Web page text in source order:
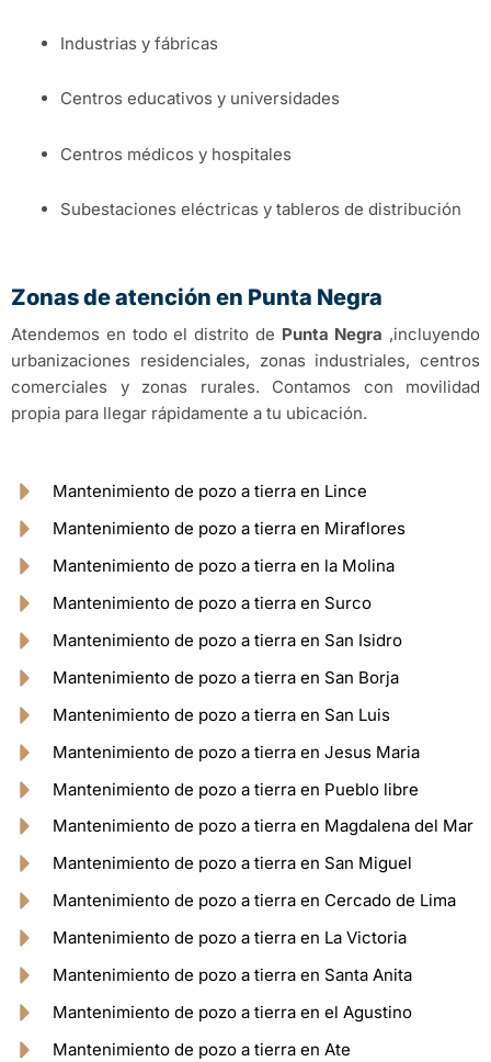
Industrias y fábricas
Centros educativos y universidades
Centros médicos y hospitales
Subestaciones eléctricas y tableros de distribución
Zonas de atención en Punta Negra
Atendemos en todo el distrito de Punta Negra ,incluyendo
urbanizaciones residenciales, zonas industriales, centros
comerciales y zonas rurales. Contamos con movilidad
propia para llegar rápidamente a tu ubicación.
Mantenimiento de pozo a tierra en Lince
Mantenimiento de pozo a tierra en Miraflores
Mantenimiento de pozo a tierra en la Molina
Mantenimiento de pozo a tierra en Surco
Mantenimiento de pozo a tierra en San Isidro
Mantenimiento de pozo a tierra en San Borja
Mantenimiento de pozo a tierra en San Luis
Mantenimiento de pozo a tierra en Jesus Maria
Mantenimiento de pozo a tierra en Pueblo libre
Mantenimiento de pozo a tierra en Magdalena del Mar
Mantenimiento de pozo a tierra en San Miguel
Mantenimiento de pozo a tierra en Cercado de Lima
Mantenimiento de pozo a tierra en La Victoria
Mantenimiento de pozo a tierra en Santa Anita
Mantenimiento de pozo a tierra en el Agustino
Mantenimiento de pozo a tierra en Ate